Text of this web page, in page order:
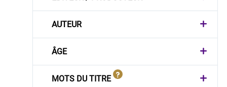
AUTEUR
ÂGE
MOTS DU TITRE